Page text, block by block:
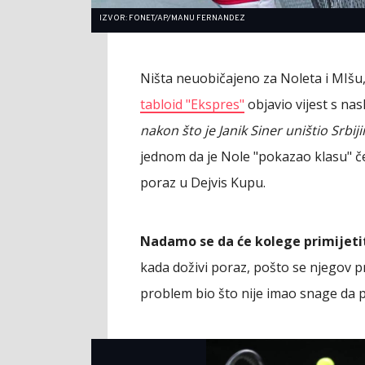
IZVOR: FONET/AP/MANU FERNANDEZ
Ništa neuobičajeno za Noleta i
tabloid "Ekspres" objavio vijest s
nakon što je Janik Siner uništio
jednom da je Nole "pokazao klasu"
poraz u Dejvis Kupu.
Nadamo se da će kolege
kada doživi poraz, pošto se njegov
problem bio što nije imao snage da